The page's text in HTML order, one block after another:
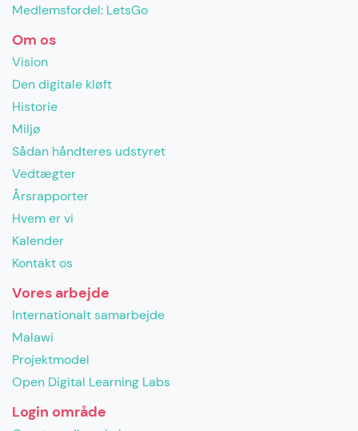
Medlemsfordel: LetsGo
Om os
Vision
Den digitale kløft
Historie
Miljø
Sådan håndteres udstyret
Vedtægter
Årsrapporter
Hvem er vi
Kalender
Kontakt os
Vores arbejde
Internationalt samarbejde
Malawi
Projektmodel
Open Digital Learning Labs
Login område